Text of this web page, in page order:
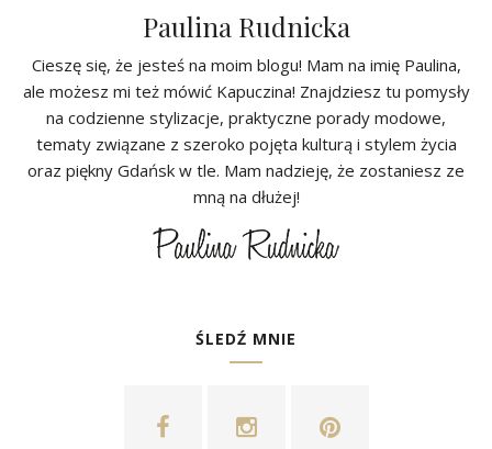
Paulina Rudnicka
Cieszę się, że jesteś na moim blogu! Mam na imię Paulina,
ale możesz mi też mówić Kapuczina! Znajdziesz tu pomysły
na codzienne stylizacje, praktyczne porady modowe,
tematy związane z szeroko pojęta kulturą i stylem życia
oraz piękny Gdańsk w tle. Mam nadzieję, że zostaniesz ze
mną na dłużej!
ŚLEDŹ MNIE